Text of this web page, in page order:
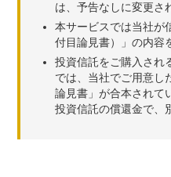
は、予告なしに変更さ
本サービスでは当社が
付目論見書）」の内容
投資信託をご購入され
では、当社でご用意し
論見書」が合本されて
投資信託の償還金で、